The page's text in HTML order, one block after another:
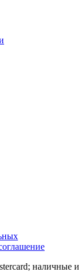
наличные и